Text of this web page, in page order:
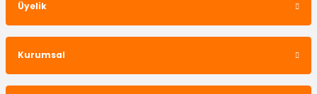
OTOSAN
Üyelik
Kurumsal